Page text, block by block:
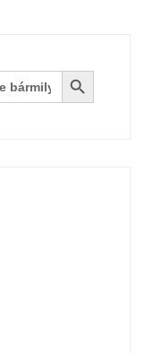
Search Button